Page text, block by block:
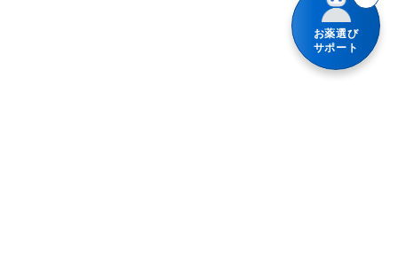
お薬選び
サポート